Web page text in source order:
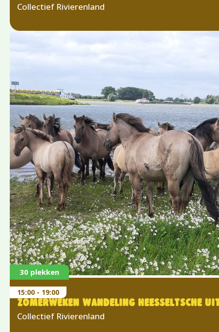
Collectief Rivierenland
15:00 - 19:00
30 plekken
ZOMERWEKEN WANDELING HEESSELTSCHE
Collectief Rivierenland